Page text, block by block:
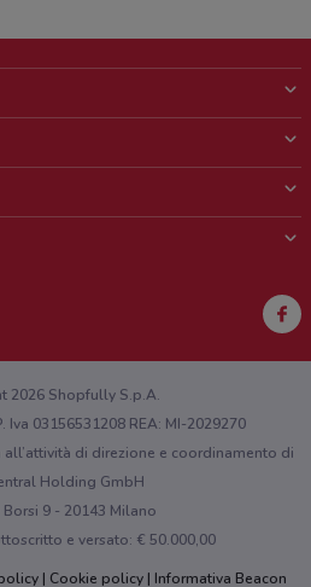
o sull'app?
2026 Shopfully S.p.A.
Iva 03156531208 REA: MI-2029270
di direzione e coordinamento di
Holding GmbH
9 - 20143 Milano
e versato: € 50.000,00
Cookie policy Informativa Beacon